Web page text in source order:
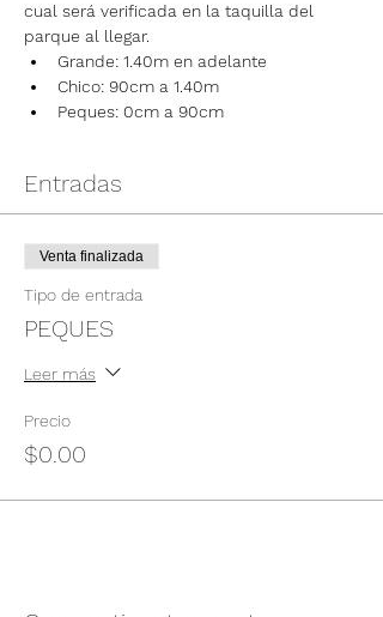
cual será verificada en la taquilla del
parque al llegar.
Grande: 1.40m en adelante
Chico: 90cm a 1.40m
Peques: 0cm a 90cm
Entradas
Venta finalizada
Tipo de entrada
PEQUES
Leer más
Precio
$0.00